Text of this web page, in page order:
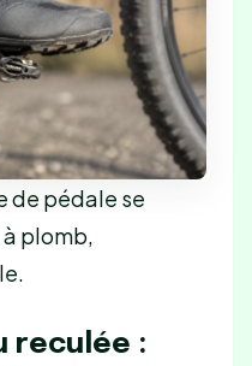
de pédale se
plomb,
reculée :